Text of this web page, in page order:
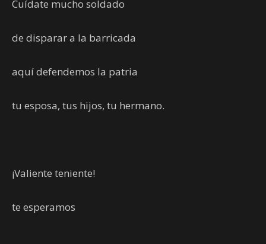
Cuídate mucho soldado
de disparar a la barricada
aquí defendemos la patria
tu esposa, tus hijos, tu hermano.
¡Valiente teniente!
te esperamos